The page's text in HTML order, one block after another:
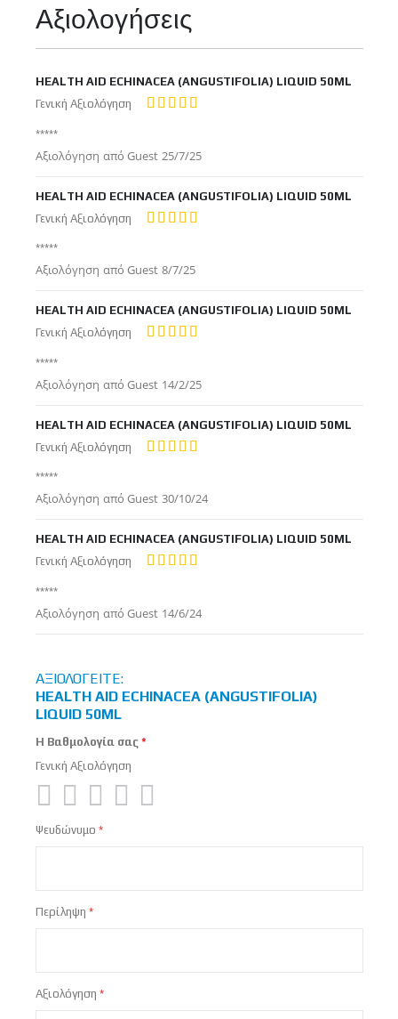
Αξιολογήσεις
HEALTH AID ECHINACEA (ANGUSTIFOLIA) LIQUID 50ML
Γενική Αξιολόγηση
*****
Αξιολόγηση από Guest Δημοσιεύτηκε
στις
25/7/25
HEALTH AID ECHINACEA (ANGUSTIFOLIA) LIQUID 50ML
Γενική Αξιολόγηση
*****
Αξιολόγηση από Guest Δημοσιεύτηκε
στις
8/7/25
HEALTH AID ECHINACEA (ANGUSTIFOLIA) LIQUID 50ML
Γενική Αξιολόγηση
*****
Αξιολόγηση από Guest Δημοσιεύτηκε
στις
14/2/25
HEALTH AID ECHINACEA (ANGUSTIFOLIA) LIQUID 50ML
Γενική Αξιολόγηση
*****
Αξιολόγηση από Guest Δημοσιεύτηκε
στις
30/10/24
HEALTH AID ECHINACEA (ANGUSTIFOLIA) LIQUID 50ML
Γενική Αξιολόγηση
*****
Αξιολόγηση από Guest Δημοσιεύτηκε
στις
14/6/24
ΑΞΙΟΛΟΓΕΊΤΕ:
HEALTH AID ECHINACEA (ANGUSTIFOLIA)
LIQUID 50ML
Η Βαθμολογία σας
Γενική Αξιολόγηση
star
stars
stars
stars
stars
Ψευδώνυμο
Περίληψη
Αξιολόγηση